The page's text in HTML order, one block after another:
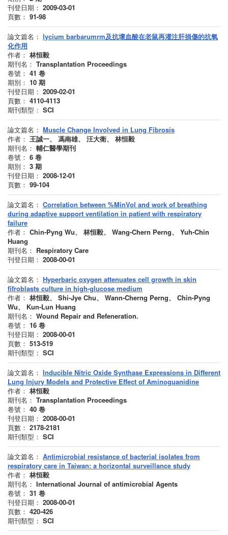
刊登日期： 2009-03-01
頁數： 91-98
論文篇名： lycium barbarumrm及抗壞血酸在老鼠再灌注肝損傷的抗氧
化作用
作者： 林恒毅
期刊名： Transplantation Proceedings
卷號： 41 卷
期別： 10 期
刊登日期： 2009-02-01
頁數： 4110-4113
期刊類型： SCI
論文篇名： Muscle Change Involved in Lung Fibrosis
作者： 王誠一、 馮南雄、 汪大衛、 林恒毅
期刊名： 輔仁醫學期刊
卷號： 6 卷
期別： 3 期
刊登日期： 2008-12-01
頁數： 99-104
論文篇名： Correlation between %MinVol and work of breathing
during adaptive support ventilation in patient with respiratory
failure
作者： Chin-Pyng Wu、 林恒毅、 Wang-Chern Perng、 Yuh-Chin
Huang
期刊名： Respiratory Care
刊登日期： 2008-00-01
論文篇名： Hyperbaric oxygen attenuates cell growth in skin
fifroblasts culture in high-glucose medium
作者： 林恒毅、 Shi-Jye Chu、 Wann-Cherng Perng、 Chin-Pyng
Wu、 Kun-Lun Huang
期刊名： Wound Repair and Refeneration.
卷號： 16 卷
刊登日期： 2008-00-01
頁數： 513-519
期刊類型： SCI
論文篇名： Inducible Nitric Oxide Synthase Expressions in Different
Lung Injury Models and Protective Effect of Aminoguanidine
作者： 林恒毅
期刊名： Transplantation Proceedings
卷號： 40 卷
刊登日期： 2008-00-01
頁數： 2178-2181
期刊類型： SCI
論文篇名： Antimicrobial resistance of bacterial isolates from
respiratory care in Taiwan: a horizontal surveillance study
作者： 林恒毅
期刊名： International Journal of antimicrobial Agents
卷號： 31 卷
刊登日期： 2008-00-01
頁數： 420-426
期刊類型： SCI